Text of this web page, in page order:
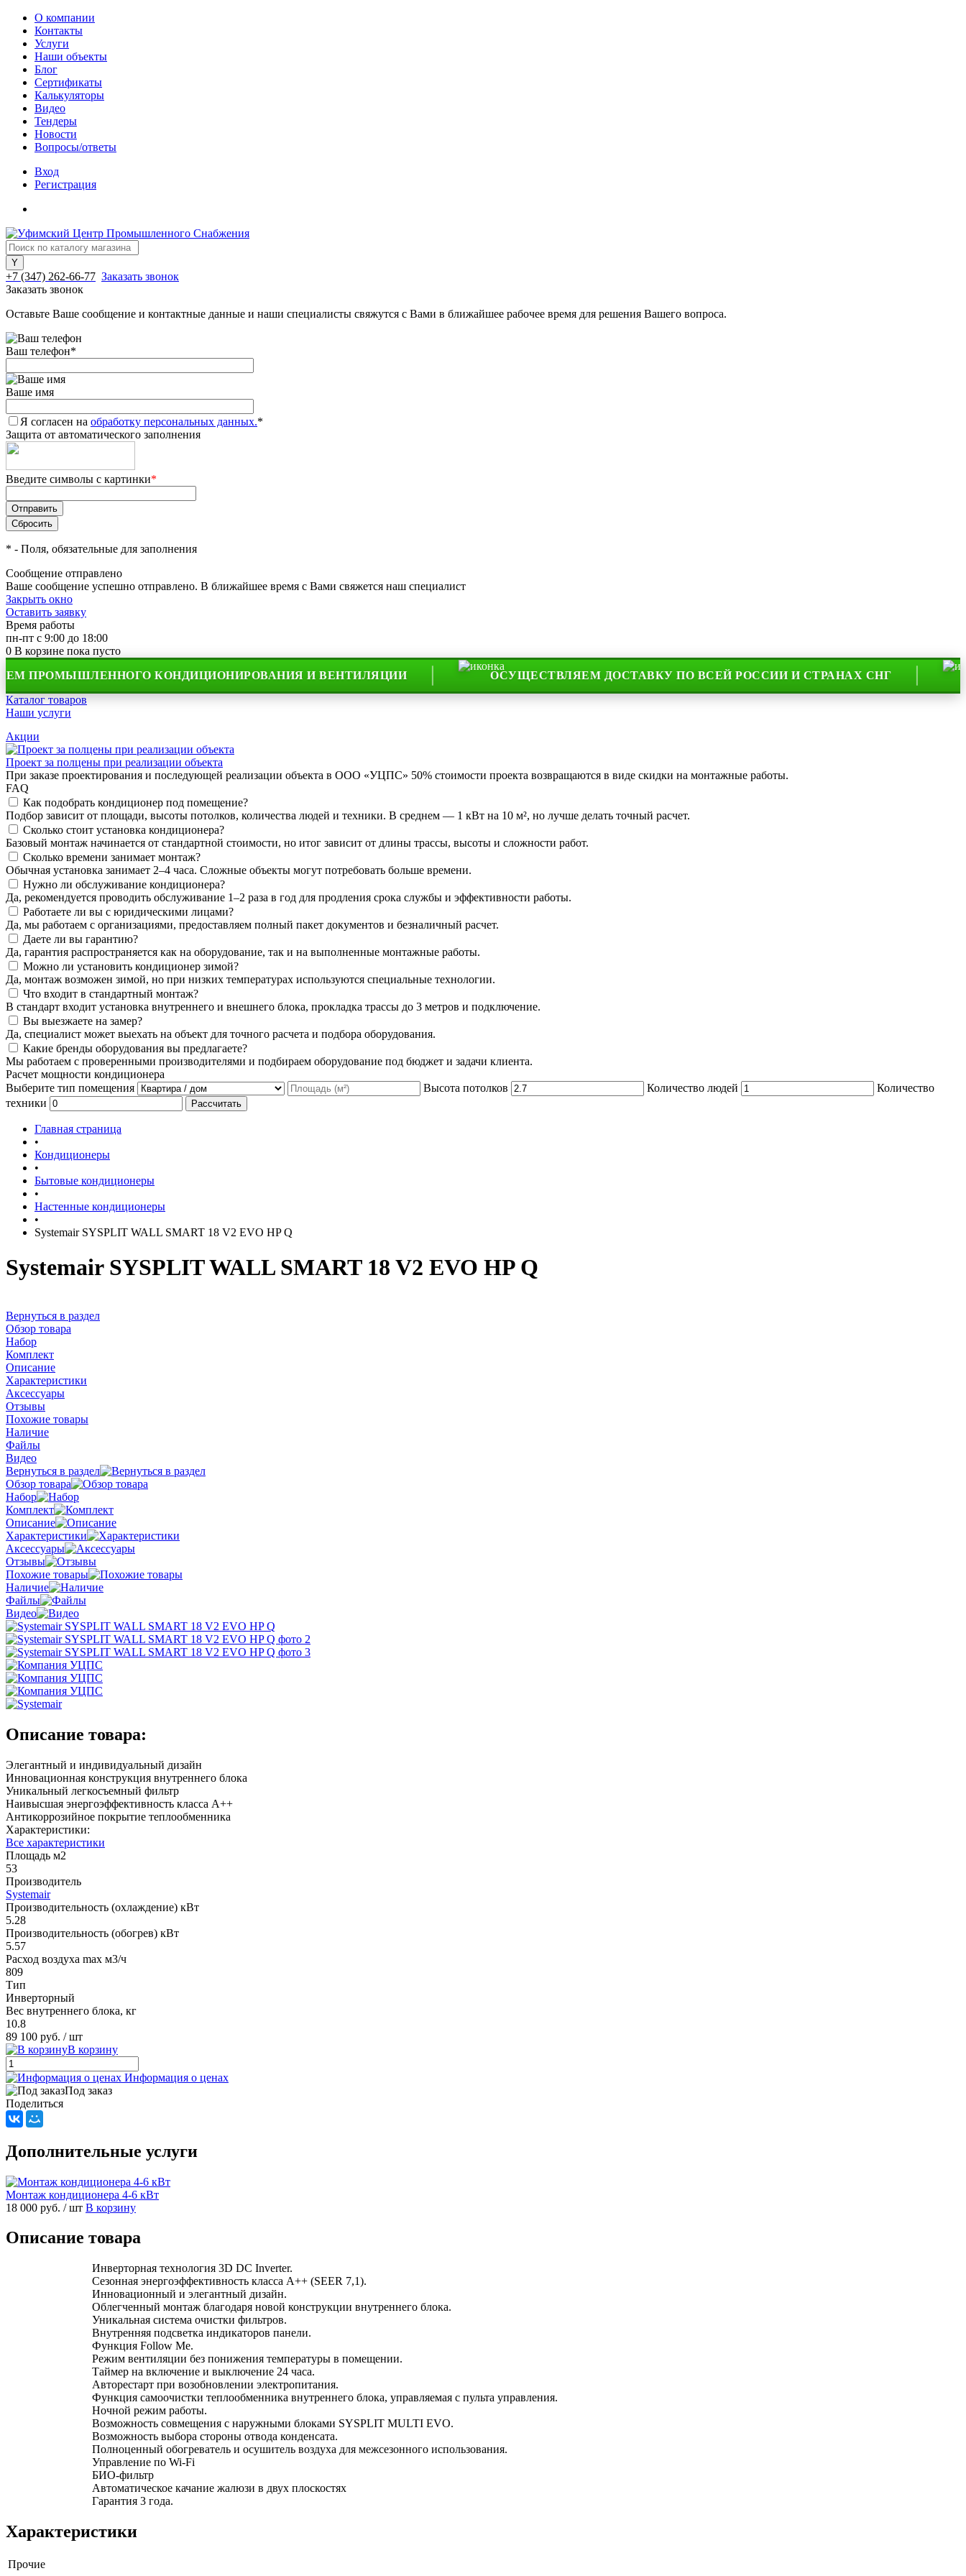
О компании
Контакты
Услуги
Наши объекты
Блог
Сертификаты
Калькуляторы
Видео
Тендеры
Новости
Вопросы/ответы
Вход
Регистрация
+7 (347) 262-66-77 Заказать звонок
Заказать звонок
Оставьте Ваше сообщение и контактные данные и наши специалисты свяжутся с Вами в ближайшее рабочее время для решения Вашего вопроса.
Ваш телефон*
Ваше имя
Я согласен на обработку персональных данных.*
Защита от автоматического заполнения
Введите символы с картинки*
* - Поля, обязательные для заполнения
Сообщение отправлено
Ваше сообщение успешно отправлено. В ближайшее время с Вами свяжется наш специалист
Закрыть окно
Оставить заявку
Время работы
пн-пт с 9:00 до 18:00
0 В корзине пока пусто
КОНДИЦИОНИРОВАНИЯ И ВЕНТИЛЯЦИИ
ОСУЩЕСТВЛЯЕМ ДОСТАВКУ ПО ВСЕЙ РОССИИ И СТРАНАХ СНГ
НА
Каталог товаров
Наши услуги
Акции
Проект за полцены при реализации объекта
При заказе проектирования и последующей реализации объекта в ООО «УЦПС» 50% стоимости проекта возвращаются в виде скидки на монтажные работы.
FAQ
Как подобрать кондиционер под помещение?
Подбор зависит от площади, высоты потолков, количества людей и техники. В среднем — 1 кВт на 10 м², но лучше делать точный расчет.
Сколько стоит установка кондиционера?
Базовый монтаж начинается от стандартной стоимости, но итог зависит от длины трассы, высоты и сложности работ.
Сколько времени занимает монтаж?
Обычная установка занимает 2–4 часа. Сложные объекты могут потребовать больше времени.
Нужно ли обслуживание кондиционера?
Да, рекомендуется проводить обслуживание 1–2 раза в год для продления срока службы и эффективности работы.
Работаете ли вы с юридическими лицами?
Да, мы работаем с организациями, предоставляем полный пакет документов и безналичный расчет.
Даете ли вы гарантию?
Да, гарантия распространяется как на оборудование, так и на выполненные монтажные работы.
Можно ли установить кондиционер зимой?
Да, монтаж возможен зимой, но при низких температурах используются специальные технологии.
Что входит в стандартный монтаж?
В стандарт входит установка внутреннего и внешнего блока, прокладка трассы до 3 метров и подключение.
Вы выезжаете на замер?
Да, специалист может выехать на объект для точного расчета и подбора оборудования.
Какие бренды оборудования вы предлагаете?
Мы работаем с проверенными производителями и подбираем оборудование под бюджет и задачи клиента.
Расчет мощности кондиционера
Выберите тип помещения
Высота потолков Количество людей
Количество
техники
Рассчитать
Главная страница
•
Кондиционеры
•
Бытовые кондиционеры
•
Настенные кондиционеры
•
Systemair SYSPLIT WALL SMART 18 V2 EVO HP Q
Systemair SYSPLIT WALL SMART 18 V2 EVO HP Q
Вернуться в раздел
Обзор товара
Набор
Комплект
Описание
Характеристики
Аксессуары
Отзывы
Похожие товары
Наличие
Файлы
Видео
Вернуться в раздел
Обзор товара
Набор
Комплект
Описание
Характеристики
Аксессуары
Отзывы
Похожие товары
Наличие
Файлы
Видео
Описание товара:
Элегантный и индивидуальный дизайн
Инновационная конструкция внутреннего блока
Уникальный легкосъемный фильтр
Наивысшая энергоэффективность класса А++
Антикоррозийное покрытие теплообменника
Характеристики:
Все характеристики
Площадь м2
53
Производитель
Systemair
Производительность (охлаждение) кВт
5.28
Производительность (обогрев) кВт
5.57
Расход воздуха max м3/ч
809
Тип
Инверторный
Вес внутреннего блока, кг
10.8
89 100 руб. / шт
В корзину
Информация о ценах
Под заказ
Поделиться
Дополнительные услуги
Монтаж кондиционера 4-6 кВт
18 000 руб. / шт В корзину
Описание товара
Инверторная технология 3D DC Inverter.
Сезонная энергоэффективность класса А++ (SEER 7,1).
Инновационный и элегантный дизайн.
Облегченный монтаж благодаря новой конструкции внутреннего блока.
Уникальная система очистки фильтров.
Внутренняя подсветка индикаторов панели.
Функция Follow Me.
Режим вентиляции без понижения температуры в помещении.
Таймер на включение и выключение 24 часа.
Авторестарт при возобновлении электропитания.
Функция самоочистки теплообменника внутреннего блока, управляемая с пульта управления.
Ночной режим работы.
Возможность совмещения с наружными блоками SYSPLIT MULTI EVO.
Возможность выбора стороны отвода конденсата.
Полноценный обогреватель и осушитель воздуха для межсезонного использования.
Управление по Wi-Fi
БИО-фильтр
Автоматическое качание жалюзи в двух плоскостях
Гарантия 3 года.
Характеристики
Прочие